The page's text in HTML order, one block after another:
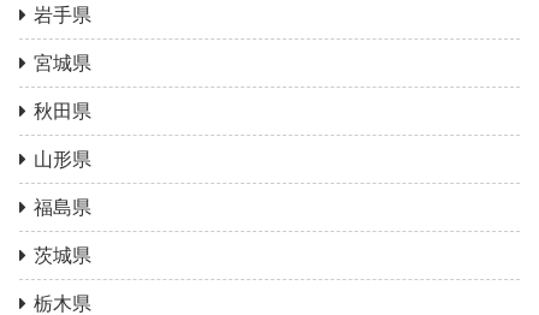
岩手県
宮城県
秋田県
山形県
福島県
茨城県
栃木県